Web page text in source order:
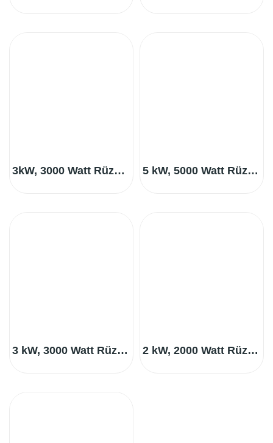
3kW, 3000 Watt Rüzgar Türbini 5 kW, 5000 Watt Rüzgar Türbini, Kuyruksuz
3 kW, 3000 Watt Rüzgar Türbini, Kuyruksuz 2 kW, 2000 Watt Rüzgar Türbini, Kuyruksuz